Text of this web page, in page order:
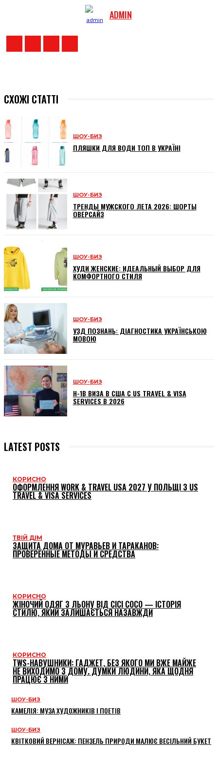
ADMIN
СХОЖІ СТАТТІ
ШОУ-БИЗ
ПЛЯШКИ ДЛЯ ВОДИ ТОП В УКРАЇНІ
ШОУ-БИЗ
ТРЕНДЫ МУЖСКОГО ЛЕТА 2026: ШОРТЫ
ОВЕРСАЙЗ
ШОУ-БИЗ
ХУДИ ЖЕНСКИЕ: ИДЕАЛЬНЫЙ ВЫБОР ДЛЯ
КОМФОРТНОГО СТИЛЯ
ШОУ-БИЗ
УЗД ПОЗНАНЬ: ДІАГНОСТИКА УКРАЇНСЬКОЮ
МОВОЮ
ШОУ-БИЗ
H-1B ВИЗА В США С US TRAVEL & VISA
SERVICES В 2026
LATEST POSTS
КОРИСНО
ОФОРМЛЕННЯ WORK & TRAVEL USA 2027 У ПОЛЬЩІ З US
TRAVEL & VISA SERVICES
ТВІЙ ДІМ
ЗАЩИТА ДОМА ОТ МУРАВЬЕВ И ТАРАКАНОВ:
ПРОВЕРЕННЫЕ МЕТОДЫ И СРЕДСТВА
КОРИСНО
ЖІНОЧИЙ ОДЯГ З ЛЬОНУ ВІД CICI COCO — ІСТОРІЯ
СТИЛЮ, ЯКИЙ ЗАЛИШАЄТЬСЯ НАЗАВЖДИ
КОРИСНО
TWS-НАВУШНИКИ: ГАДЖЕТ, БЕЗ ЯКОГО МИ ВЖЕ МАЙЖЕ
НЕ ВИХОДИМО З ДОМУ. ДУМКИ ЛЮДИНИ, ЯКА ЩОДНЯ
ПРАЦЮЄ З НИМИ
ШОУ-БИЗ
КАМЕЛІЯ: МУЗА ХУДОЖНИКІВ І ПОЕТІВ
ШОУ-БИЗ
КВІТКОВИЙ ВЕРНІСАЖ: ПЕНЗЕЛЬ ПРИРОДИ МАЛЮЄ ВЕСІЛЬНИЙ БУКЕТ